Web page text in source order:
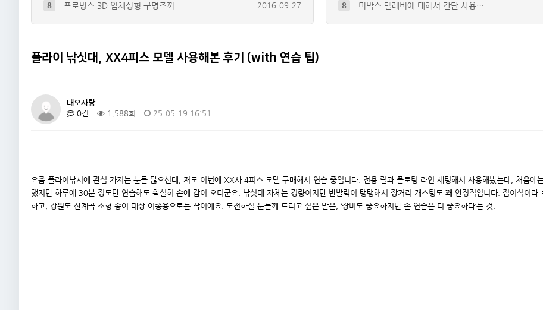
8
프로방스 3D 입체성형 구명조끼
2016-09-27
4
맥스푸네 이이다호 구입+ 1
2016-09-27
8
미박스 텔레비에 대해서 간단 사용…
플라이 낚싯대, XX4피스 모델 사용해본 후기 (with 연습 팁)
태오사랑
0건
1,588회 25-05-19 16:51
요즘 플라이낚시에 관심 가지는 분들 많으신데, 저도 이번에 XX사 4피스 모델 구매해서 연습 중입니다. 전용 릴과 플로팅 라인 세팅해서 사용해봤는데, 처음에
했지만 하루에 30분 정도만 연습해도 확실히 손에 감이 오더군요. 낚싯대 자체는 경량이지만 반발력이 탱탱해서 장거리 캐스팅도 꽤 안정적입니다. 접이식이라
하고, 강원도 산계곡 소형 송어 대상 어종용으로는 딱이에요. 도전하실 분들께 드리고 싶은 말은, ‘장비도 중요하지만 손 연습은 더 중요하다’는 것.